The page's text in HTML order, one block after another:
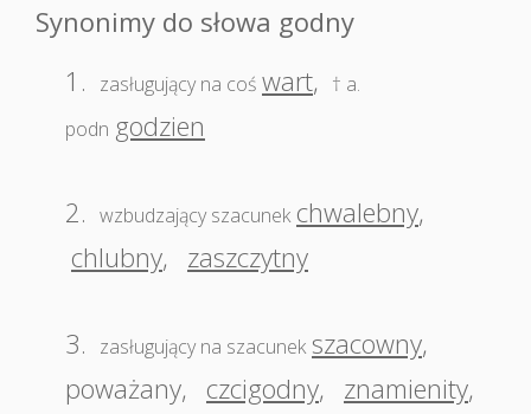
Synonimy do słowa godny
1.
zasługujący na coś wart,
† a.
podn godzien
2. wzbudzający szacunek chwalebny,
chlubny, zaszczytny
3. zasługujący na szacunek szacowny,
poważany, czcigodny, znamienity,